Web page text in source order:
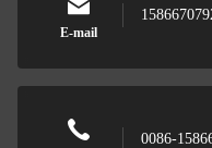
E-mail
0086-